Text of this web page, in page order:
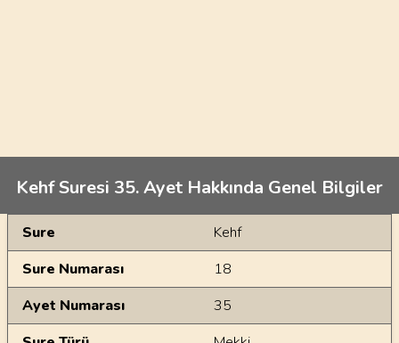
Kehf Suresi 35. Ayet Hakkında Genel Bilgiler
Genel Bilgiler
Sure
Kehf
Sure Numarası
18
Ayet Numarası
35